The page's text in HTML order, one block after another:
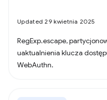
Updated 29 kwietnia 2025
RegExp.escape,
uaktualnienia klucza
WebAuthn.